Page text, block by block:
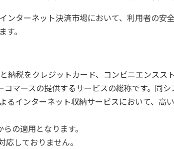
ターネット決済市場において、利用者の安
。
税をクレジットカード、コンビニエンスス
マースの提供するサービスの総称です。同
インターネット収納サービスにおいて、高
の適用となります。
しておりません。